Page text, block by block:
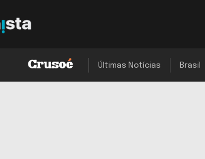
Últimas Notícias Brasil